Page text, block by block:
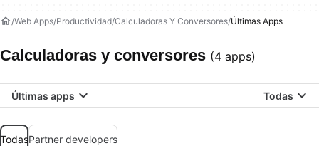
Web Apps Productividad Calculadoras Y Conversores Últimas Apps
Calculadoras y conversores (4 apps)
Últimas apps Todas
TodasPartner developers